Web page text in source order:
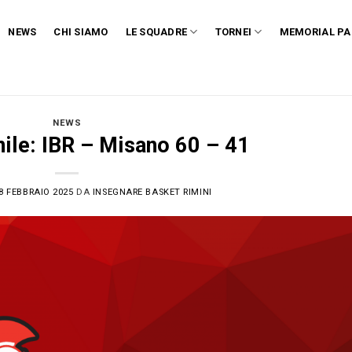
NEWS CHI SIAMO LE SQUADRE TORNEI MEMORIAL
NEWS
IBR – Misano 60 – 41
FEBBRAIO 2025 DA INSEGNARE BASKET RIMINI